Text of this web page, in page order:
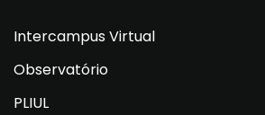
Intercampus Virtual
Observatório
PLIUL